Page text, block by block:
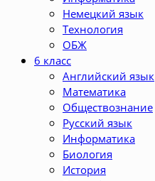
Немецкий язык
Технология
ОБЖ
6 класс
Английский язык
Математика
Обществознание
Русский язык
Информатика
Биология
История